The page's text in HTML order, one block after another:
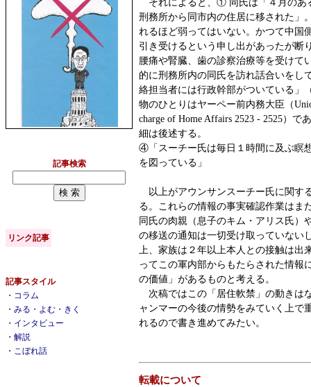
記事検索
リンク記事
記事スタイル
・ コラム
・ みる・よむ・きく
・ インタビュー
・ 解説
・ こぼれ話
刑務所から同市内の住居に移された」
れるほど弱ってはいない。かつて中国
引き受けるという申し出があったが断
腰痛や腎臓、歯の診察治療等を受け
的に刑務所内の同氏を訪れ話合いをし
絡担当者には行政幹部がついている」
物のひとりはヤーペー前内務大臣（
charge of Home Affairs 2523 - 2525）で
細は後述する。
④「スーチー氏は毎日１時間に及ぶ瞑
を図っている」
以上がアウンサンスーチー氏に関す
る。これらの情報の事実確認作業はま
同氏の肉親（息子のキム・アリス氏）
の移送の通知は一切受け取っていない
上、家族は２年以上本人との接触は出
ってこの軍内部からもたらされた情報
の価値」があるものと考える。
次稿ではこの「居住軟禁」の動きは
ャンマーの今後の情勢をみていく上で
れるので書き進めてみたい。
転載について